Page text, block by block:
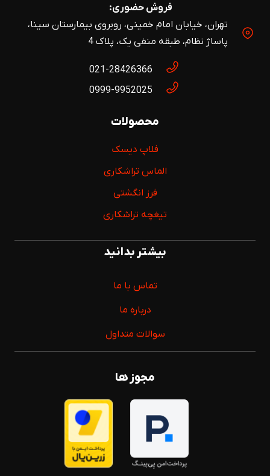
فروش حضوری:
تهران، خیابان امام خمینی، روبروی بیمارستان سینا،
پاساژ نظام، طبقه منفی یک، پلاک 4
021-28426366
0999-9952025
محصولات
فلاپ دیسک
الماس تراشکاری
فرز انگشتی
تیغچه تراشکاری
بیشتر بدانید
تماس با ما
درباره ما
سوالات متداول
مجوز ها